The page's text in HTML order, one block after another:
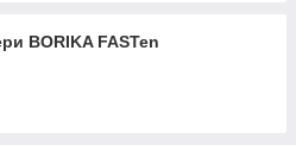
BORIKA FASTen